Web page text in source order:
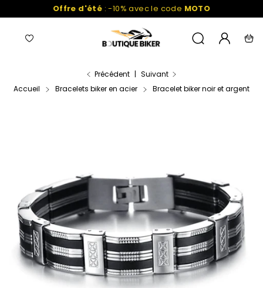
au
Offre d'été : -10% avec le code MOTO
Navigation
Liste
Recherche
Mon
Accueil Bracelets biker en acier Bracelet biker noir et argent
Précédent | Suivant